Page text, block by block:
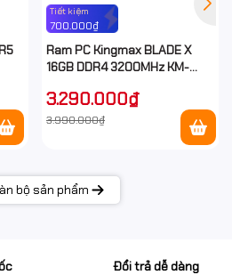
Tiết kiệm
700.000₫
Ram PC Kingmax BLADE X
16GB DDR4 3200MHz KM-
3.290.000₫
3.990.000₫
bộ sản phẩm
Đổi trả dễ dàng